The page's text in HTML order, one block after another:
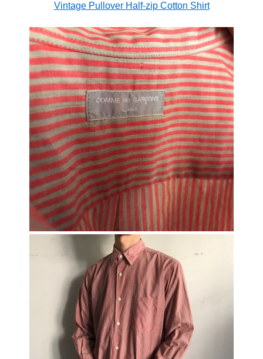
Vintage Pullover Half-zip Cotton Shirt